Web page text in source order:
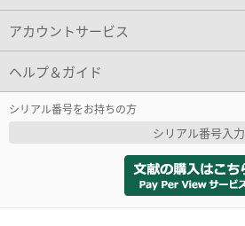
アカウントサービス
ヘルプ＆ガイド
シリアル番号をお持ちの方
シリアル番号入力